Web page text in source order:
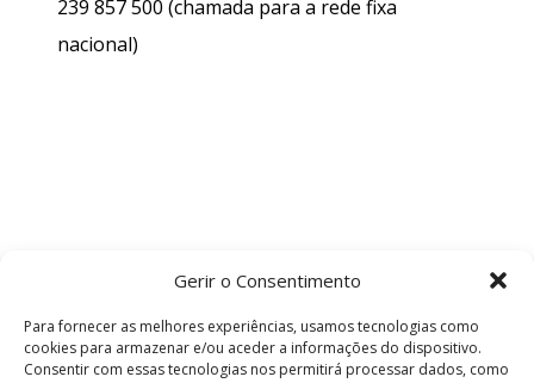
Gerir o Consentimento
Para fornecer as melhores experiências, usamos tecnologias como
cookies para armazenar e/ou aceder a informações do dispositivo.
Consentir com essas tecnologias nos permitirá processar dados, como
239 857 500 (chamada para a rede fixa
nacional)